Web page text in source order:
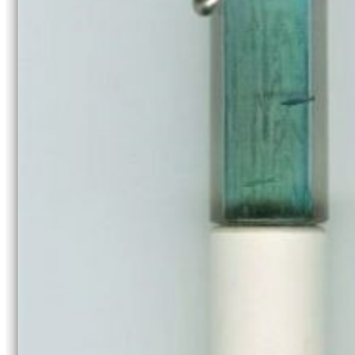
praesent. Ullamcorper sit amet risus